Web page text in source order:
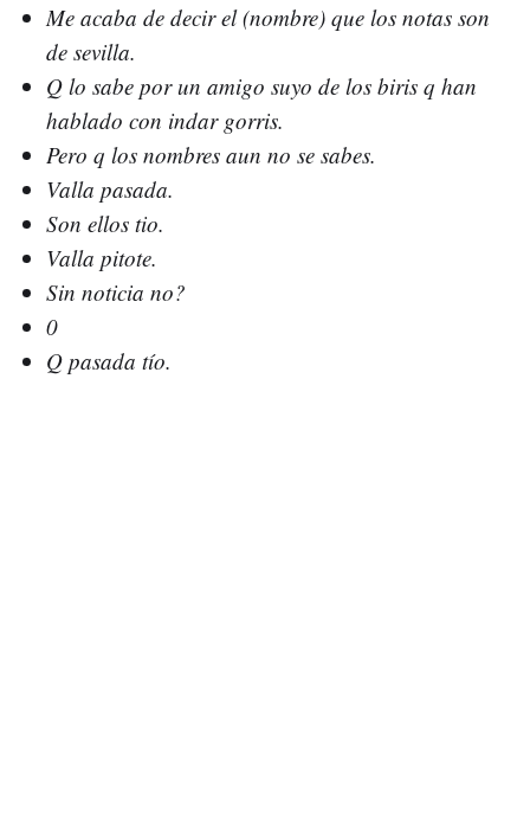
Me acaba de decir el (nombre) que los notas son
de sevilla.
Q lo sabe por un amigo suyo de los biris q han
hablado con indar gorris.
Pero q los nombres aun no se sabes.
Valla pasada.
Son ellos tio.
Valla pitote.
Sin noticia no?
0
Q pasada tío.